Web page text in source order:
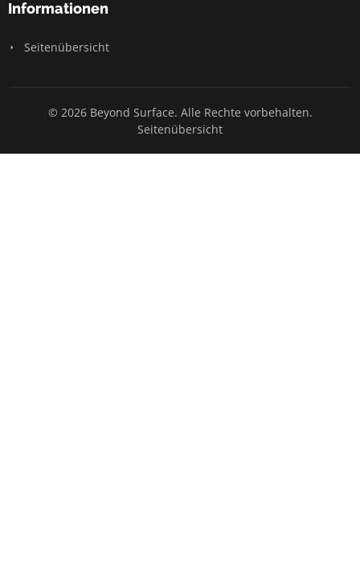
Informationen
Seitenübersicht
© 2026 Beyond Surface. Alle Rechte vorbehalten.
Seitenübersicht